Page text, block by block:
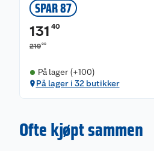
SPAR 87
131 40
21900
På lager (+100)
På lager i 32 butikker
Ofte kjøpt sammen